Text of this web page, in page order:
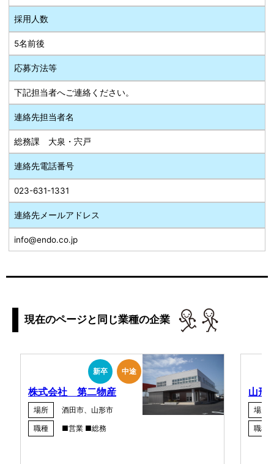
採用人数
5名前後
応募方法等
下記担当者へご連絡ください。
連絡先担当者名
総務課 大泉・宍戸
連絡先電話番号
023-631-1331
連絡先メールアドレス
info@endo.co.jp
現在のページと同じ業種の企業
新卒 中途
株式会社 第二物産
場所
酒田市、山形市
職種
■営業 ■総務
山形
場所
職種